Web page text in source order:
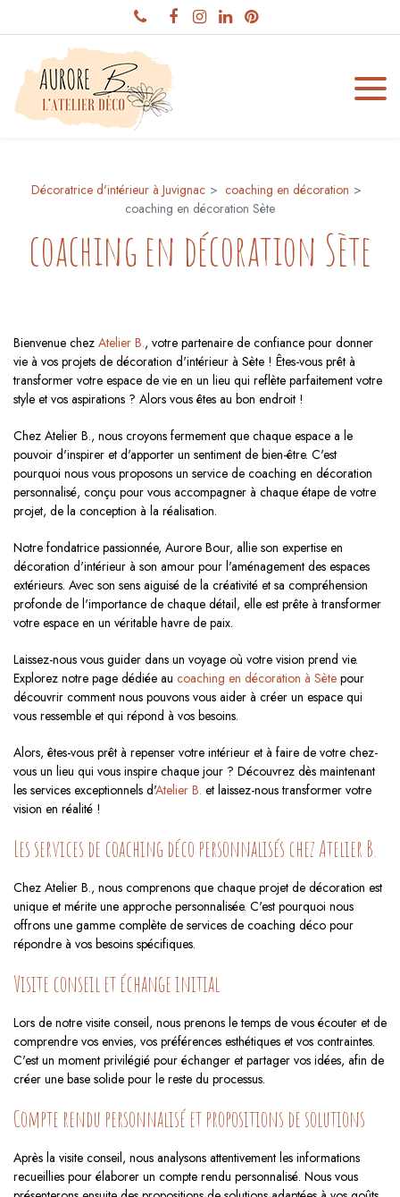
Décoratrice d'intérieur à Juvignac
coaching en décoration
coaching en décoration Sète
coaching en décoration Sète
Bienvenue chez Atelier B., votre partenaire de confiance pour donner
vie à vos projets de décoration d'intérieur à Sète ! Êtes-vous prêt à
transformer votre espace de vie en un lieu qui reflète parfaitement votre
style et vos aspirations ? Alors vous êtes au bon endroit !
Chez Atelier B., nous croyons fermement que chaque espace a le
pouvoir d'inspirer et d'apporter un sentiment de bien-être. C'est
pourquoi nous vous proposons un service de coaching en décoration
personnalisé, conçu pour vous accompagner à chaque étape de votre
projet, de la conception à la réalisation.
Notre fondatrice passionnée, Aurore Bour, allie son expertise en
décoration d'intérieur à son amour pour l'aménagement des espaces
extérieurs. Avec son sens aiguisé de la créativité et sa compréhension
profonde de l'importance de chaque détail, elle est prête à transformer
votre espace en un véritable havre de paix.
Laissez-nous vous guider dans un voyage où votre vision prend vie.
Explorez notre page dédiée au coaching en décoration à Sète pour
découvrir comment nous pouvons vous aider à créer un espace qui
vous ressemble et qui répond à vos besoins.
Alors, êtes-vous prêt à repenser votre intérieur et à faire de votre chez-
vous un lieu qui vous inspire chaque jour ? Découvrez dès maintenant
les services exceptionnels d'Atelier B. et laissez-nous transformer votre
vision en réalité !
Les services de coaching déco personnalisés chez Atelier B.
Chez Atelier B., nous comprenons que chaque projet de décoration est
unique et mérite une approche personnalisée. C'est pourquoi nous
offrons une gamme complète de services de coaching déco pour
répondre à vos besoins spécifiques.
Visite conseil et échange initial
Lors de notre visite conseil, nous prenons le temps de vous écouter et de
comprendre vos envies, vos préférences esthétiques et vos contraintes.
C'est un moment privilégié pour échanger et partager vos idées, afin de
créer une base solide pour le reste du processus.
Compte rendu personnalisé et propositions de solutions
Après la visite conseil, nous analysons attentivement les informations
recueillies pour élaborer un compte rendu personnalisé. Nous vous
Panneau de gestion des cookies